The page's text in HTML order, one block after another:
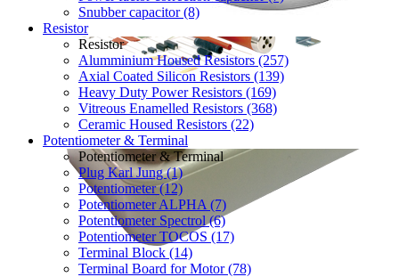
Snubber capacitor (8)
Resistor
Resistor
Alumminium Housed Resistors (257)
Axial Coated Silicon Resistors (139)
Heavy Duty Power Resistors (169)
Vitreous Enamelled Resistors (368)
Ceramic Housed Resistors (22)
Potentiometer & Terminal
Potentiometer & Terminal
Plug Karl Jung (1)
Potentiometer (12)
Potentiometer ALPHA (7)
Potentiometer Spectrol (6)
Potentiometer TOCOS (17)
Terminal Block (14)
Terminal Board for Motor (78)